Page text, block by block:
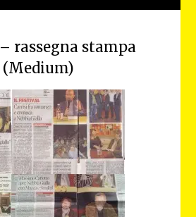
rassegna stampa
(Medium)